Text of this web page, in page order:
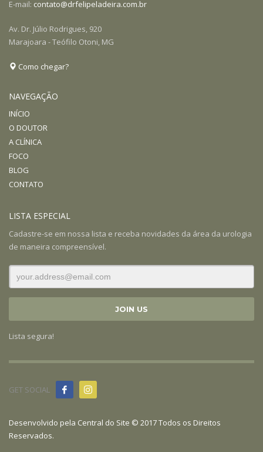
E-mail: contato@drfelipeladeira.com.br
Av. Dr. Júlio Rodrigues, 920
Marajoara - Teófilo Otoni, MG
Como chegar?
NAVEGAÇÃO
INÍCIO
O DOUTOR
A CLÍNICA
FOCO
BLOG
CONTATO
LISTA ESPECIAL
Cadastre-se em nossa lista e receba novidades da área da urologia
de maneira compreensível.
Lista segura!
GET SOCIAL
Desenvolvido pela Central do Site © 2017 Todos os Direitos
Reservados.